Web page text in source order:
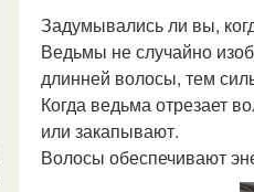
Задумывались ли вы,
Ведьмы не случайно
длинней волосы, тем
Когда ведьма отрезает
или закапывают.
Волосы обеспечивают